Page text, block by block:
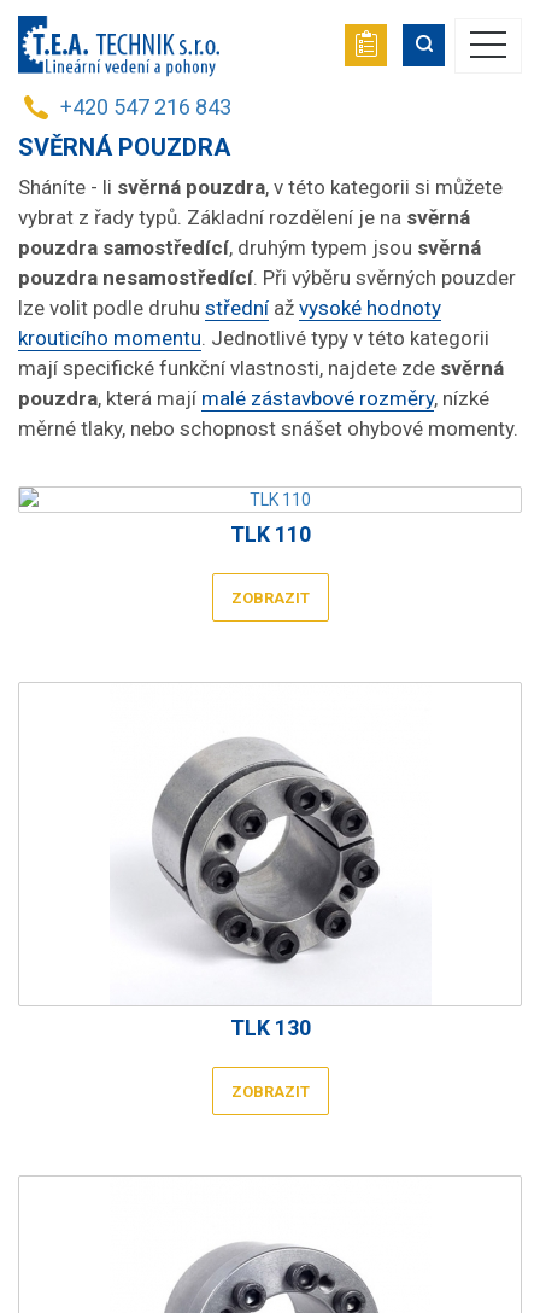
+420 547 216 843
SVĚRNÁ POUZDRA
Sháníte - li svěrná pouzdra, v této kategorii si můžete
vybrat z řady typů. Základní rozdělení je na svěrná
pouzdra samostředící, druhým typem jsou svěrná
pouzdra nesamostředící. Při výběru svěrných pouzder
lze volit podle druhu střední až vysoké hodnoty
krouticího momentu. Jednotlivé typy v této kategorii
mají specifické funkční vlastnosti, najdete zde svěrná
pouzdra, která mají malé zástavbové rozměry, nízké
měrné tlaky, nebo schopnost snášet ohybové momenty.
TLK 110
ZOBRAZIT
TLK 130
ZOBRAZIT